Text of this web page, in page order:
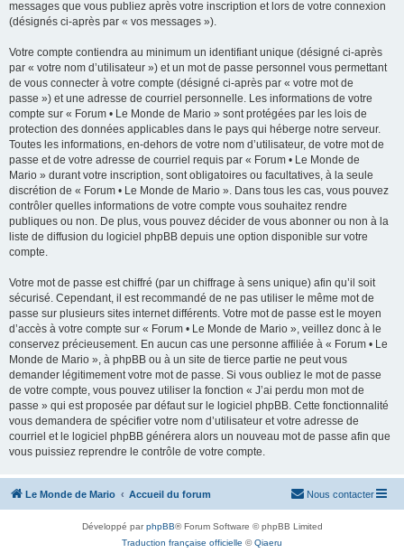
messages que vous publiez après votre inscription et lors de votre connexion
(désignés ci-après par « vos messages »).
Votre compte contiendra au minimum un identifiant unique (désigné ci-après
par « votre nom d’utilisateur ») et un mot de passe personnel vous permettant
de vous connecter à votre compte (désigné ci-après par « votre mot de
passe ») et une adresse de courriel personnelle. Les informations de votre
compte sur « Forum • Le Monde de Mario » sont protégées par les lois de
protection des données applicables dans le pays qui héberge notre serveur.
Toutes les informations, en-dehors de votre nom d’utilisateur, de votre mot de
passe et de votre adresse de courriel requis par « Forum • Le Monde de
Mario » durant votre inscription, sont obligatoires ou facultatives, à la seule
discrétion de « Forum • Le Monde de Mario ». Dans tous les cas, vous pouvez
contrôler quelles informations de votre compte vous souhaitez rendre
publiques ou non. De plus, vous pouvez décider de vous abonner ou non à la
liste de diffusion du logiciel phpBB depuis une option disponible sur votre
compte.
Votre mot de passe est chiffré (par un chiffrage à sens unique) afin qu’il soit
sécurisé. Cependant, il est recommandé de ne pas utiliser le même mot de
passe sur plusieurs sites internet différents. Votre mot de passe est le moyen
d’accès à votre compte sur « Forum • Le Monde de Mario », veillez donc à le
conservez précieusement. En aucun cas une personne affiliée à « Forum • Le
Monde de Mario », à phpBB ou à un site de tierce partie ne peut vous
demander légitimement votre mot de passe. Si vous oubliez le mot de passe
de votre compte, vous pouvez utiliser la fonction « J’ai perdu mon mot de
passe » qui est proposée par défaut sur le logiciel phpBB. Cette fonctionnalité
vous demandera de spécifier votre nom d’utilisateur et votre adresse de
courriel et le logiciel phpBB générera alors un nouveau mot de passe afin que
vous puissiez reprendre le contrôle de votre compte.
Le Monde de Mario Accueil du forum Nous contacter
Développé parphpBB® Forum Software © phpBB Limited
Traduction française officielle ©Qiaeru